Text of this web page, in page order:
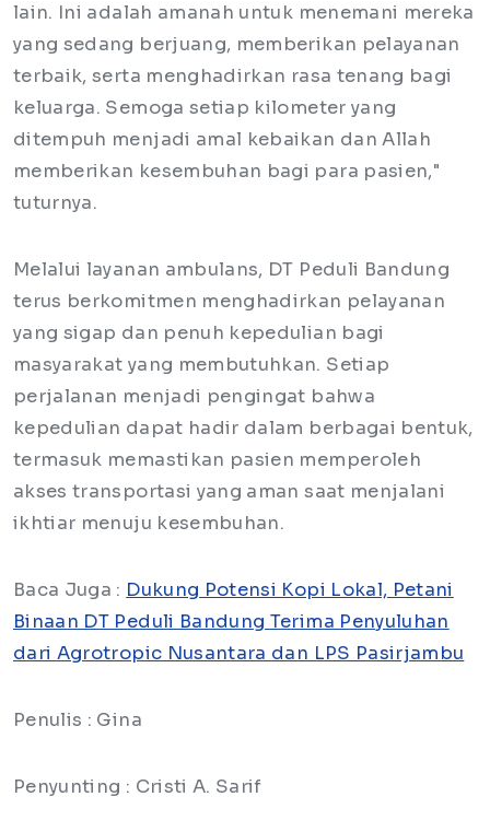
lain. Ini adalah amanah untuk menemani mereka
yang sedang berjuang, memberikan pelayanan
terbaik, serta menghadirkan rasa tenang bagi
keluarga. Semoga setiap kilometer yang
ditempuh menjadi amal kebaikan dan Allah
memberikan kesembuhan bagi para pasien,"
tuturnya.
Melalui layanan ambulans, DT Peduli Bandung
terus berkomitmen menghadirkan pelayanan
yang sigap dan penuh kepedulian bagi
masyarakat yang membutuhkan. Setiap
perjalanan menjadi pengingat bahwa
kepedulian dapat hadir dalam berbagai bentuk,
termasuk memastikan pasien memperoleh
akses transportasi yang aman saat menjalani
ikhtiar menuju kesembuhan.
Baca Juga : Dukung Potensi Kopi Lokal, Petani
Binaan DT Peduli Bandung Terima Penyuluhan
dari Agrotropic Nusantara dan LPS Pasirjambu
Penulis : Gina
Penyunting : Cristi A. Sarif